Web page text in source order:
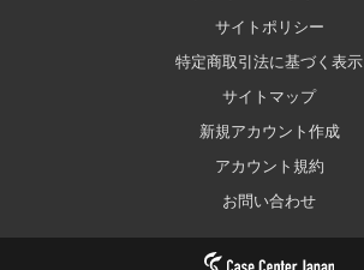
サイトポリシー
特定商取引法に基づく表示
サイトマップ
新規アカウント作成
アカウント規約
お問い合わせ